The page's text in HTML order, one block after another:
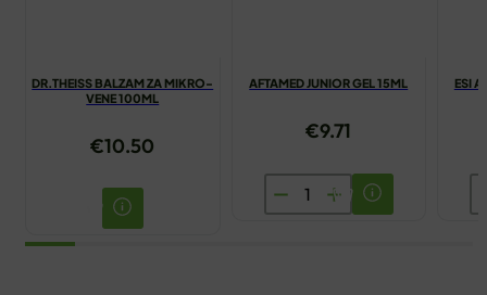
DR.THEISS BALZAM ZA MIKRO-
VENE 100ML
€10.50
AFTAMED JUNIOR GEL 15ML
€9.71
AFTAMED
JUNIOR
ESI